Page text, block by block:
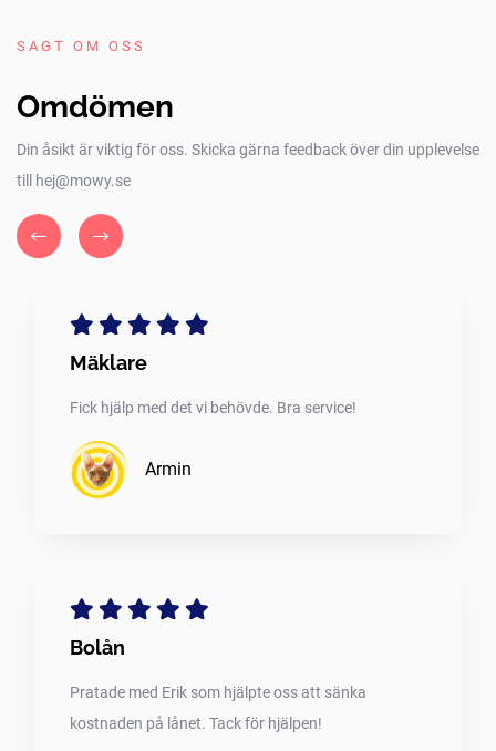
SAGT OM OSS
Omdömen
Din åsikt är viktig för oss. Skicka gärna feedback över din upplevelse
till hej@mowy.se
Mäklare
Fick hjälp med det vi behövde. Bra service!
Armin
Bolån
Pratade med Erik som hjälpte oss att sänka
kostnaden på lånet. Tack för hjälpen!